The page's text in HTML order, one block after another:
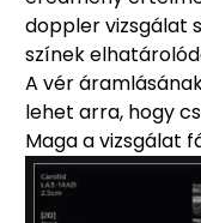
doppler vizsgálat
színek
A vér
lehet arra, hogy
Maga a vizsgálat